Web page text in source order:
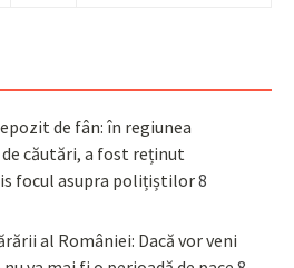
de fân: în regiunea
căutări, a fost reținut
focul asupra polițiștilor8
al României: Dacă vor veni